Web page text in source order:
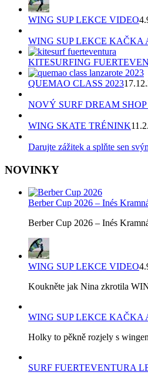
WING SUP LEKCE VIDEO
WING SUP LEKCE KAČKA
KITESURFING
QUEMAO CLASS 2023
NOVÝ SURF DREAM
WING SKATE TRÉNINK
Darujte zážitek a splňte sen
NOVINKY
Berber Cup 2026 – Inés
Berber Cup 2026 – Inés
WING SUP LEKCE VIDEO
Koukněte jak Nina zkrotila
WING SUP LEKCE KAČKA
Holky to pěkně rozjely s
SURF FUERTEVENTURA